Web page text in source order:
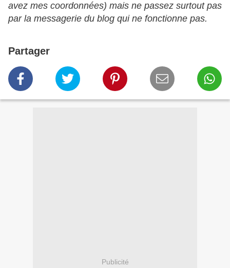
avez mes coordonnées) mais ne passez surtout pas
par la messagerie du blog qui ne fonctionne pas.
Partager
Publicité